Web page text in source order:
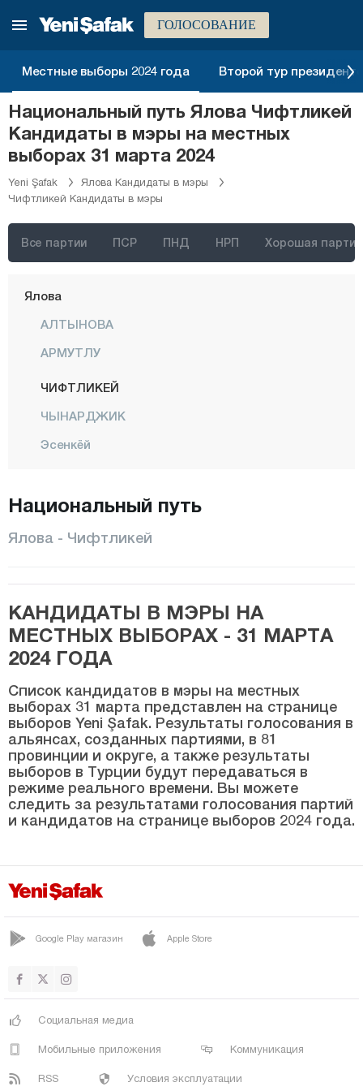
ГОЛОСОВАНИЕ
Местные выборы 2024 года Второй тур
Национальный путь Ялова Чифтликей
Кандидаты в мэры на местных
выборах 31 марта 2024
Yeni Şafak
Ялова Кандидаты в мэры
Чифтликей Кандидаты в мэры
Все партии ПСР ПНД НРП Хорошая партия
Синоп
Сивас
Текирдаг
Токат
Трабзон
Тунджели
Ван
Ялова
АЛТЫНОВА
АРМУТЛУ
ЧИФТЛИКЕЙ
ЧЫНАРДЖИК
Эсенкёй
Кайтаздере
Кору
Субаши
ТАШКЕРПЮ
ТАВШАНЛЫ
ТЕРМАЛ
Тешвикие
Йозгат
Зонгулдак
Национальный путь
Ялова - Чифтликей
КАНДИДАТЫ В МЭРЫ НА
МЕСТНЫХ ВЫБОРАХ - 31 МАРТА
2024 ГОДА
Список кандидатов в мэры на местных
выборах 31 марта представлен на странице
выборов Yeni Şafak. Результаты голосования в
альянсах, созданных партиями, в 81
провинции и округе, а также результаты
выборов в Турции будут передаваться в
режиме реального времени. Вы можете
следить за результатами голосования партий
и кандидатов на странице выборов 2024 года.
Google Play магазин Apple Store
Социальная медиа
Мобильные приложения Коммуникация
RSS Условия эксплуатации